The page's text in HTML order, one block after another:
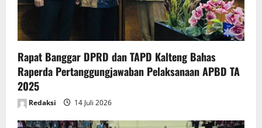
Rapat Banggar DPRD dan TAPD Kalteng Bahas
Raperda Pertanggungjawaban Pelaksanaan APBD TA
2025
Redaksi 14 Juli 2026